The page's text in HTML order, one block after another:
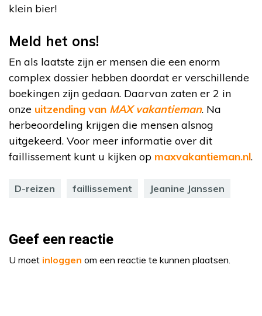
klein bier!
Meld het ons!
En als laatste zijn er mensen die een enorm
complex dossier hebben doordat er verschillende
boekingen zijn gedaan. Daarvan zaten er 2 in
onze uitzending van MAX vakantieman. Na
herbeoordeling krijgen die mensen alsnog
uitgekeerd. Voor meer informatie over dit
faillissement kunt u kijken op maxvakantieman.nl.
D-reizen faillissement Jeanine Janssen
Geef een reactie
U moet inloggen om een reactie te kunnen plaatsen.